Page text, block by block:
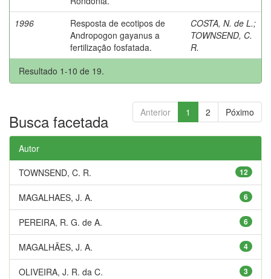
1996
Resposta de ecotipos de
Andropogon gayanus a
fertilização fosfatada.
COSTA, N. de L.;
TOWNSEND, C.
R.
Resultado 1-10 de 19.
Anterior 1 2 Póximo
Busca facetada
Autor
12
TOWNSEND, C. R.
6
MAGALHAES, J. A.
6
PEREIRA, R. G. de A.
4
MAGALHÃES, J. A.
3
OLIVEIRA, J. R. da C.